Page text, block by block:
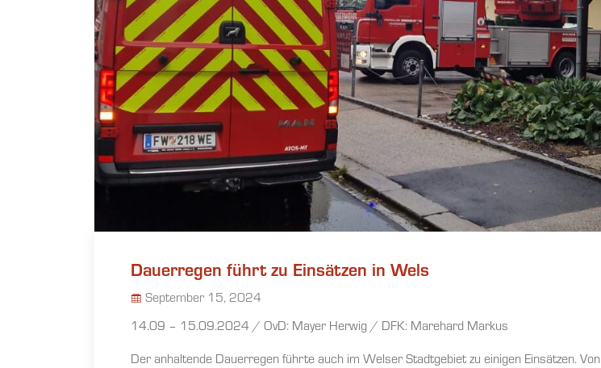
Dauerregen führt zu Einsätzen in Wels
September 15, 2024
14.09 – 15.09.2024 / OvD: Mayer Herwig / DFK: Marehard Markus
Der anhaltende Dauerregen führte auch im Welser Stadtgebiet zu einigen Einsätzen. Von